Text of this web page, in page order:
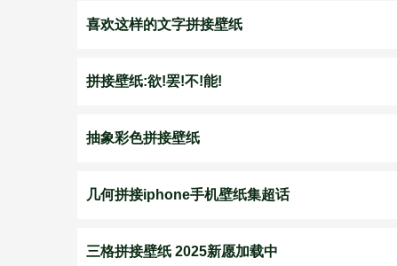
喜欢这样的文字拼接壁纸
拼接壁纸:欲!罢!不!能!
抽象彩色拼接壁纸
几何拼接iphone手机壁纸集超话
三格拼接壁纸 2025新愿加载中